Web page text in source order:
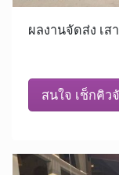
ผลงานจัดส่ง เส
สนใจ เช็กคิว